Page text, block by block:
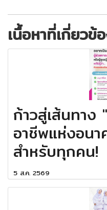
เนื้อหาที่เกี่ยวข้
ก้าวสู่เส้นทา
อาชีพแห่งอน
สำหรับทุกคน!
5 ส.ค. 2569